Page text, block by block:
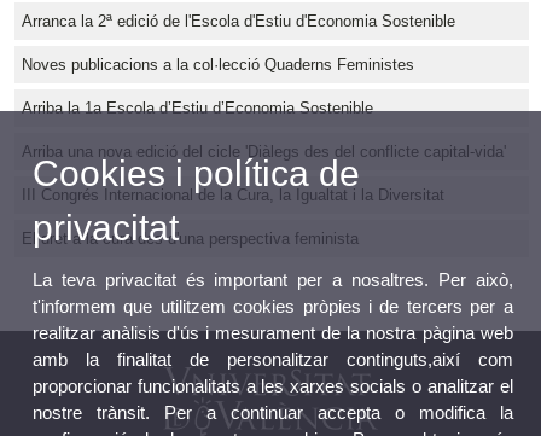
Arranca la 2ª edició de l'Escola d'Estiu d'Economia Sostenible
Noves publicacions a la col·lecció Quaderns Feministes
Arriba la 1a Escola d’Estiu d’Economia Sostenible
Arriba una nova edició del cicle 'Diàlegs des del conflicte capital-vida'
III Congrés Internacional de la Cura, la Igualtat i la Diversitat
El dret a la cura des d'una perspectiva feminista
Cookies i política de
privacitat
La teva privacitat és important per a nosaltres. Per això,
t'informem que utilitzem cookies pròpies i de tercers per a
realitzar anàlisis d'ús i mesurament de la nostra pàgina web
amb la finalitat de personalitzar continguts,així com
proporcionar funcionalitats a les xarxes socials o analitzar el
nostre trànsit. Per a continuar accepta o modifica la